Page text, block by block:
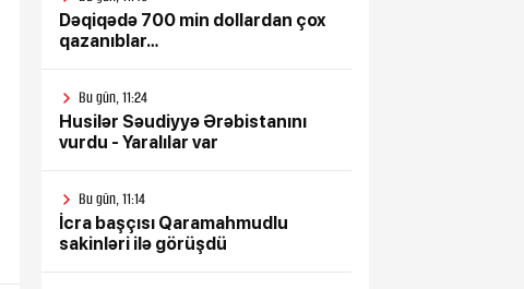
Dəqiqədə 700 min dollardan çox
qazanıblar…
Bu gün, 11:24
Husilər Səudiyyə Ərəbistanını
vurdu - Yaralılar var
Bu gün, 11:14
İcra başçısı Qaramahmudlu
sakinləri ilə görüşdü